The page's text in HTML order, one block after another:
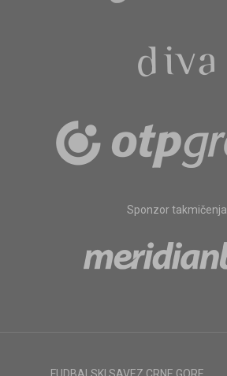
Sponzor takmičenja